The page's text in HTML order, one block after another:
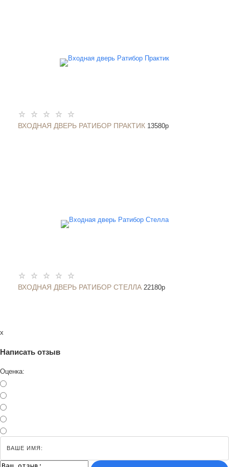
ВХОДНАЯ ДВЕРЬ РАТИБОР ПРАКТИК 13580p
ВХОДНАЯ ДВЕРЬ РАТИБОР СТЕЛЛА 22180p
x
Написать отзыв
Оценка: